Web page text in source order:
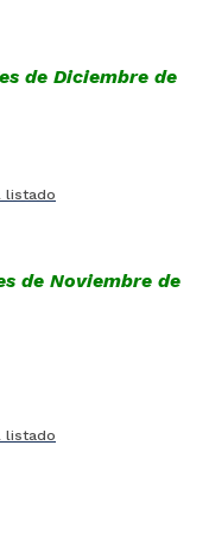
de Diciembre de
listado
de Noviembre de
listado